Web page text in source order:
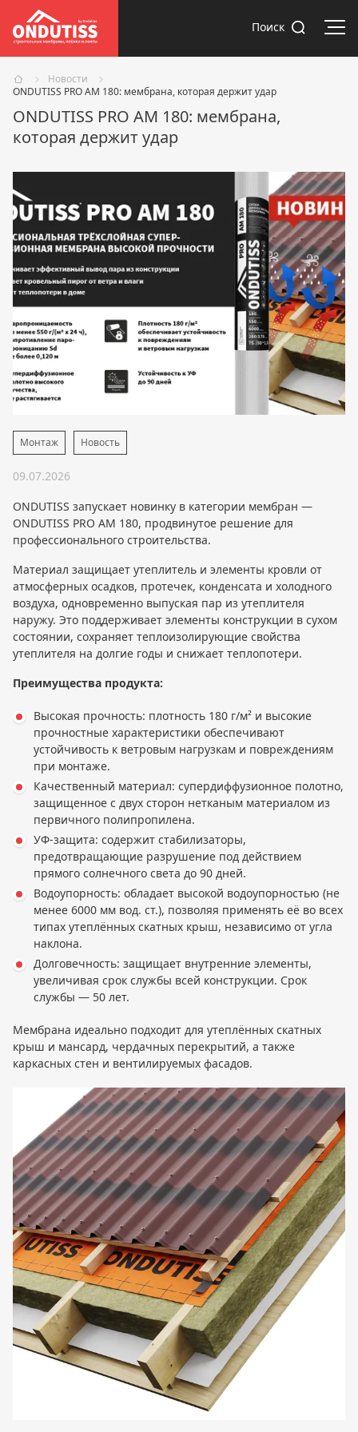
Поиск
Новости
ONDUTISS PRO AM 180: мембрана, которая держит удар
ONDUTISS PRO AM 180: мембрана,
которая держит удар
Монтаж Новость
09.07.2026
ONDUTISS запускает новинку в категории мембран —
ONDUTISS PRO AM 180, продвинутое решение для
профессионального строительства.
Материал защищает утеплитель и элементы кровли от
атмосферных осадков, протечек, конденсата и холодного
воздуха, одновременно выпуская пар из утеплителя
наружу. Это поддерживает элементы конструкции в сухом
состоянии, сохраняет теплоизолирующие свойства
утеплителя на долгие годы и снижает теплопотери.
Преимущества продукта:
Высокая прочность: плотность 180 г/м² и высокие
прочностные характеристики обеспечивают
устойчивость к ветровым нагрузкам и повреждениям
при монтаже.
Качественный материал: супердиффузионное полотно,
защищенное с двух сторон нетканым материалом из
первичного полипропилена.
УФ-защита: содержит стабилизаторы,
предотвращающие разрушение под действием
прямого солнечного света до 90 дней.
Водоупорность: обладает высокой водоупорностью (не
менее 6000 мм вод. ст.), позволяя применять её во всех
типах утеплённых скатных крыш, независимо от угла
наклона.
Долговечность: защищает внутренние элементы,
увеличивая срок службы всей конструкции. Срок
службы — 50 лет.
Мембрана идеально подходит для утеплённых скатных
крыш и мансард, чердачных перекрытий, а также
каркасных стен и вентилируемых фасадов.